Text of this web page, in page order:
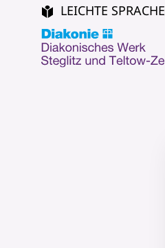
LEICHTE SPRACHE